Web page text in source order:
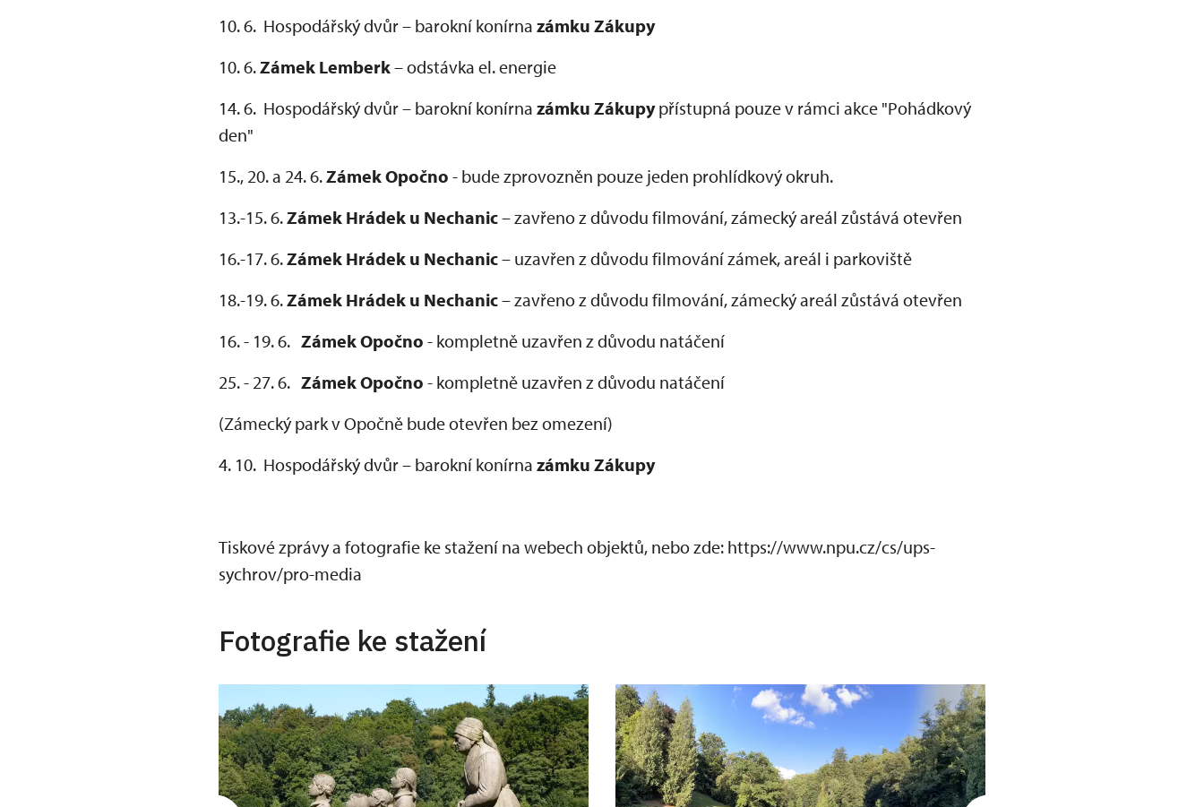
10. 6. Hospodářský dvůr – barokní konírna zámku Zákupy
10. 6.Zámek Lemberk– odstávka el. energie
14. 6. Hospodářský dvůr – barokní konírna zámku Zákupypřístupná pouze v rámci akce "Pohádkový
den"
15., 20. a 24. 6.Zámek Opočno - bude zprovozněn pouze jeden prohlídkový okruh.
13.-15. 6.Zámek Hrádek u Nechanic– zavřeno z důvodu filmování, zámecký areál zůstává otevřen
16.-17. 6.Zámek Hrádek u Nechanic– uzavřen z důvodu filmování zámek, areál i parkoviště
18.-19. 6.Zámek Hrádek u Nechanic– zavřeno z důvodu filmování, zámecký areál zůstává otevřen
16. - 19. 6. Zámek Opočno - kompletně uzavřen z důvodu natáčení
25. - 27. 6. Zámek Opočno - kompletně uzavřen z důvodu natáčení
(Zámecký park v Opočně bude otevřen bez omezení)
4. 10. Hospodářský dvůr – barokní konírna zámku Zákupy
Tiskové zprávy a fotografie ke stažení na webech objektů, nebo zde: https://www.npu.cz/cs/ups-
sychrov/pro-media
Fotografie ke stažení